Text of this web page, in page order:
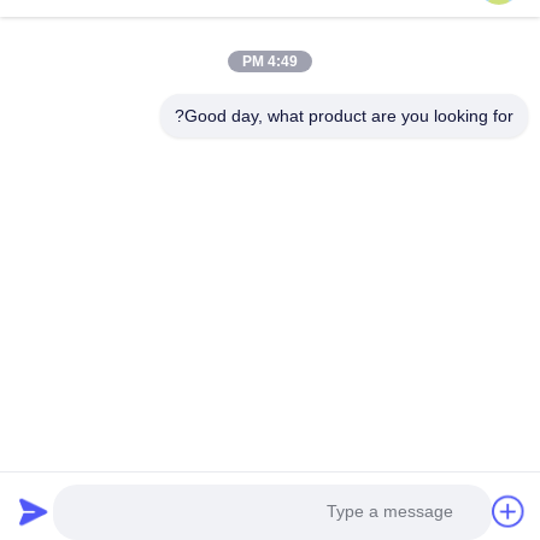
بهترین قیمت رو بدست بیار
4:49 PM
Good day, what product are you looking for?